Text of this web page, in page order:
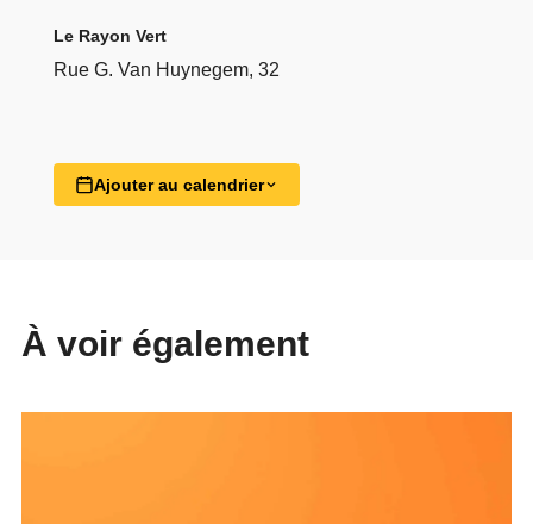
Le Rayon Vert
Rue G. Van Huynegem, 32
Ajouter au calendrier
À voir également